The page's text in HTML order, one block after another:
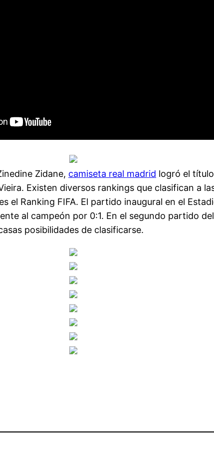
Zidane, camiseta real madrid logró el
Existen diversos rankings que clasifican a
el Ranking FIFA. El partido inaugural en el
al campeón por 0:1. En el segundo partido
posibilidades de clasificarse.